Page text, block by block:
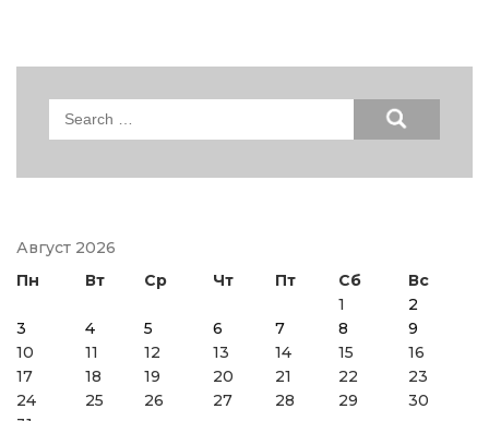
Search
Август 2026
Пн
Вт Ср Чт Пт Сб
Вс
1
2
3
4 5 6 7 8
9
10
11 12 13 14 15
16
17
18 19 20 21 22
23
24
25 26 27 28 29
30